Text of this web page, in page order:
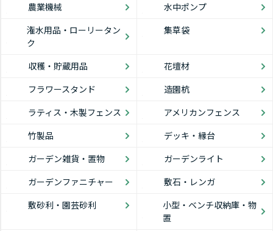
農業機械
水中ポンプ
潅水用品・ローリータン
ク
集草袋
収穫・貯蔵用品
花壇材
フラワースタンド
造園杭
ラティス・木製フェンス
アメリカンフェンス
竹製品
デッキ・縁台
ガーデン雑貨・置物
ガーデンライト
ガーデンファニチャー
敷石・レンガ
敷砂利・園芸砂利
小型・ベンチ収納庫・物
置